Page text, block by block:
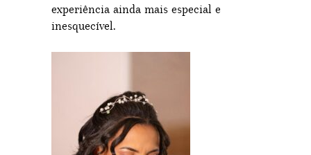
experiência ainda mais especial e
inesquecível.